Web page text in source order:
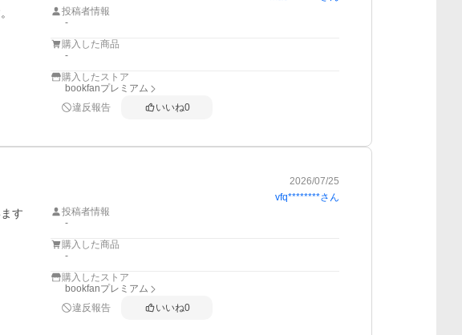
投稿者情報
-
購入した商品
-
購入したストア
bookfanプレミアム
違反報告
いいね0
2026/07/25
vfq********さん
す
投稿者情報
-
購入した商品
-
購入したストア
bookfanプレミアム
違反報告
いいね0